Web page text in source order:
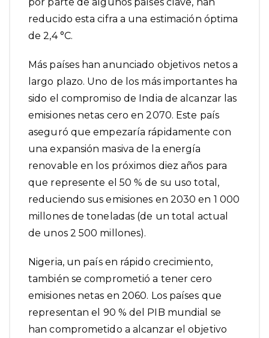
por parte de algunos países clave, han
reducido esta cifra a una estimación óptima
de 2,4 °C.
Más países han anunciado objetivos netos a
largo plazo. Uno de los más importantes ha
sido el compromiso de India de alcanzar las
emisiones netas cero en 2070. Este país
aseguró que empezaría rápidamente con
una expansión masiva de la energía
renovable en los próximos diez años para
que represente el 50 % de su uso total,
reduciendo sus emisiones en 2030 en 1 000
millones de toneladas (de un total actual
de unos 2 500 millones).
Nigeria, un país en rápido crecimiento,
también se comprometió a tener cero
emisiones netas en 2060. Los países que
representan el 90 % del PIB mundial se
han comprometido a alcanzar el objetivo